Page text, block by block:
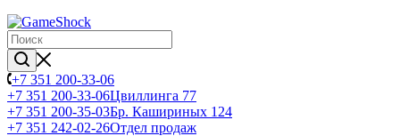
+7 351 200-33-06
+7 351 200-33-06Цвиллинга 77
+7 351 200-35-03Бр. Кашириных 124
+7 351 242-02-26Отдел продаж